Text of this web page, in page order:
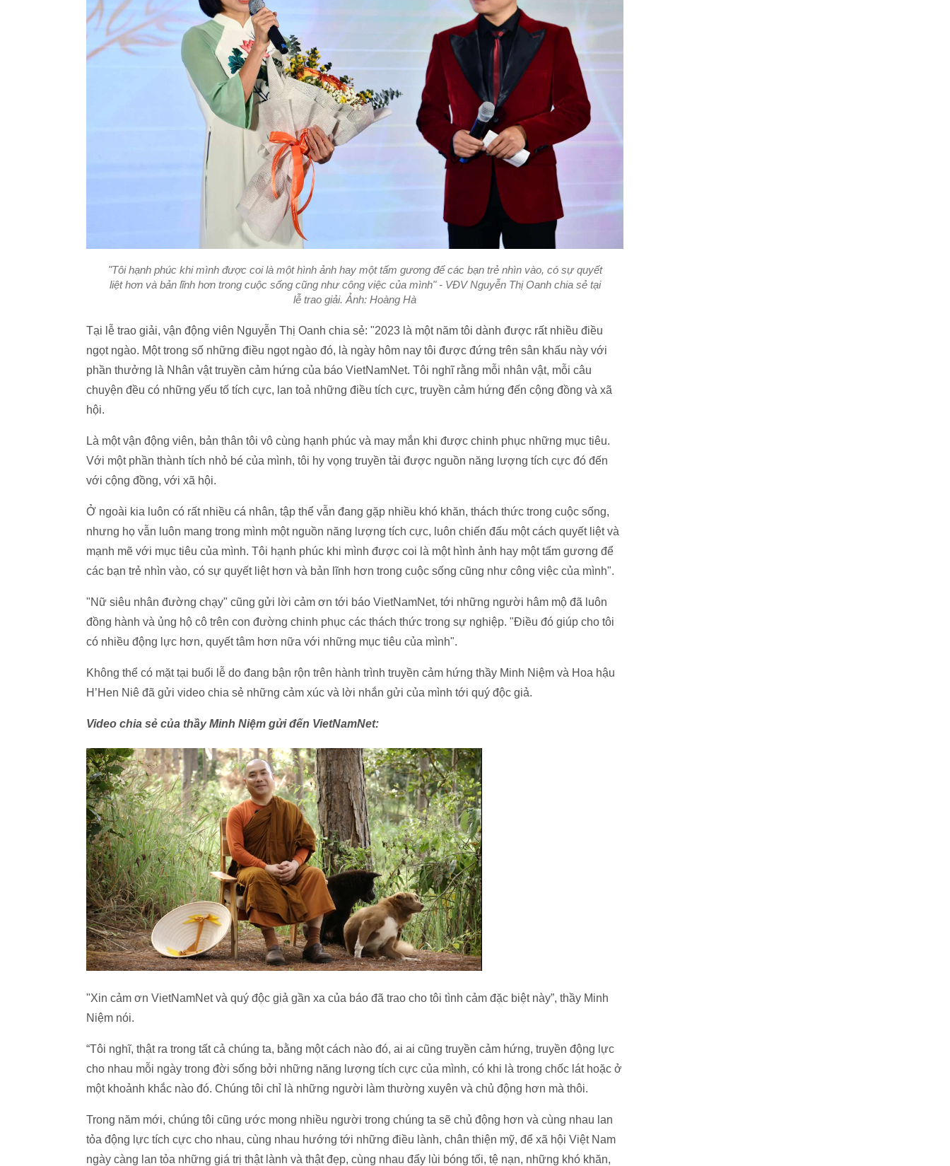
"Tôi hạnh phúc khi mình được coi là một hình ảnh hay một tấm gương để các bạn trẻ nhìn vào, có sự quyết
liệt hơn và bản lĩnh hơn trong cuộc sống cũng như công việc của mình" - VĐV Nguyễn Thị Oanh chia sẻ tại
lễ trao giải. Ảnh: Hoàng Hà
Tại lễ trao giải, vận động viên Nguyễn Thị Oanh chia sẻ: "2023 là một năm tôi dành được rất nhiều điều
ngọt ngào. Một trong số những điều ngọt ngào đó, là ngày hôm nay tôi được đứng trên sân khấu này với
phần thưởng là Nhân vật truyền cảm hứng của báo VietNamNet. Tôi nghĩ rằng mỗi nhân vật, mỗi câu
chuyện đều có những yếu tố tích cực, lan toả những điều tích cực, truyền cảm hứng đến cộng đồng và xã
hội.
Là một vận động viên, bản thân tôi vô cùng hạnh phúc và may mắn khi được chinh phục những mục tiêu.
Với một phần thành tích nhỏ bé của mình, tôi hy vọng truyền tải được nguồn năng lượng tích cực đó đến
với cộng đồng, với xã hội.
Ở ngoài kia luôn có rất nhiều cá nhân, tập thể vẫn đang gặp nhiều khó khăn, thách thức trong cuộc sống,
nhưng họ vẫn luôn mang trong mình một nguồn năng lượng tích cực, luôn chiến đấu một cách quyết liệt và
mạnh mẽ với mục tiêu của mình. Tôi hạnh phúc khi mình được coi là một hình ảnh hay một tấm gương để
các bạn trẻ nhìn vào, có sự quyết liệt hơn và bản lĩnh hơn trong cuộc sống cũng như công việc của mình".
"Nữ siêu nhân đường chạy" cũng gửi lời cảm ơn tới báo VietNamNet, tới những người hâm mộ đã luôn
đồng hành và ủng hộ cô trên con đường chinh phục các thách thức trong sự nghiệp. "Điều đó giúp cho tôi
có nhiều động lực hơn, quyết tâm hơn nữa với những mục tiêu của mình".
Không thể có mặt tại buổi lễ do đang bận rộn trên hành trình truyền cảm hứng thầy Minh Niệm và Hoa hậu
H’Hen Niê đã gửi video chia sẻ những cảm xúc và lời nhắn gửi của mình tới quý độc giả.
Video chia sẻ của thầy Minh Niệm gửi đến VietNamNet:
"Xin cảm ơn VietNamNet và quý độc giả gần xa của báo đã trao cho tôi tình cảm đặc biệt này”, thầy Minh
Niệm nói.
“Tôi nghĩ, thật ra trong tất cả chúng ta, bằng một cách nào đó, ai ai cũng truyền cảm hứng, truyền động lực
cho nhau mỗi ngày trong đời sống bởi những năng lượng tích cực của mình, có khi là trong chốc lát hoặc ở
một khoảnh khắc nào đó. Chúng tôi chỉ là những người làm thường xuyên và chủ động hơn mà thôi.
Trong năm mới, chúng tôi cũng ước mong nhiều người trong chúng ta sẽ chủ động hơn và cùng nhau lan
tỏa động lực tích cực cho nhau, cùng nhau hướng tới những điều lành, chân thiện mỹ, để xã hội Việt Nam
ngày càng lan tỏa những giá trị thật lành và thật đẹp, cùng nhau đẩy lùi bóng tối, tệ nạn, những khó khăn,